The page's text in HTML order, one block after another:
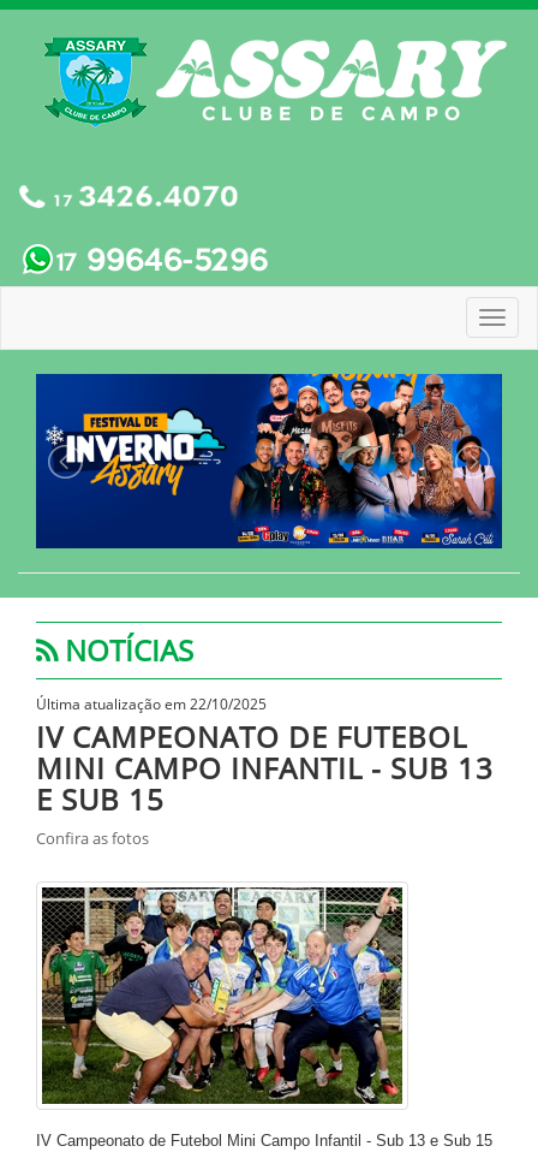
NOTÍCIAS
Última atualização em 22/10/2025
IV CAMPEONATO DE FUTEBOL
MINI CAMPO INFANTIL - SUB 13
E SUB 15
Confira as fotos
IV Campeonato de Futebol Mini Campo Infantil - Sub 13 e Sub 15